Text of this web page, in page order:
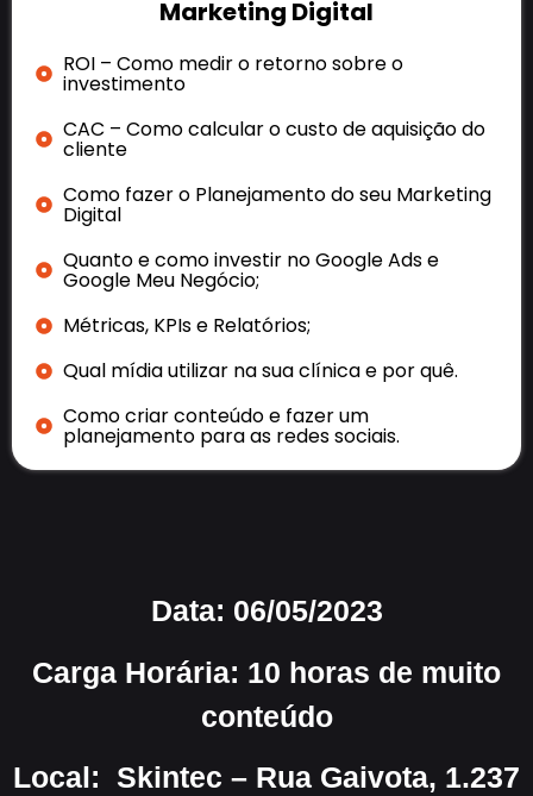
Marketing Digital
ROI – Como medir o retorno sobre o
investimento
CAC – Como calcular o custo de aquisição do
cliente
Como fazer o Planejamento do seu Marketing
Digital
Quanto e como investir no Google Ads e
Google Meu Negócio;
Métricas, KPIs e Relatórios;
Qual mídia utilizar na sua clínica e por quê.
Como criar conteúdo e fazer um
planejamento para as redes sociais.
Data: 06/05/2023
Carga Horária: 10 horas de muito
conteúdo
Local:
Skintec – Rua Gaivota, 1.237